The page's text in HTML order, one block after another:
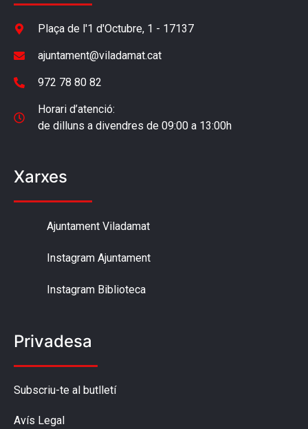
Plaça de l'1 d'Octubre, 1 - 17137
ajuntament@viladamat.cat
972 78 80 82
Horari d’atenció:
de dilluns a divendres de 09:00 a 13:00h
Xarxes
Ajuntament Viladamat
Instagram Ajuntament
Instagram Biblioteca
Privadesa
Subscriu-te al butlletí
Avís Legal